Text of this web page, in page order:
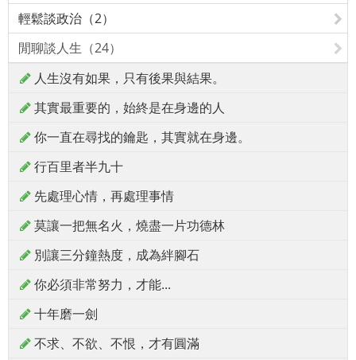
輕鬆談政治（2）
閒聊談人生（24）
人生沒有如果，只有後果與結果。
其實最重要的，始終是在身邊的人
你一直在尋找的鑰匙，其實就在身邊。
行百里者半九十
先處理心情，再處理事情
莫讓一把無名火，燒盡一片功德林
別讓三分鐘熱度，成為絆腳石
你必須非常努力，才能...
十年磨一劍
不求、不欲、不恨，才有圓滿